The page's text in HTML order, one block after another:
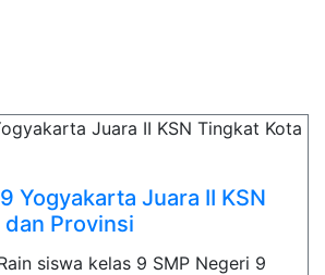
Yogyakarta Juara II KSN
Provinsi
siswa kelas 9 SMP Negeri 9